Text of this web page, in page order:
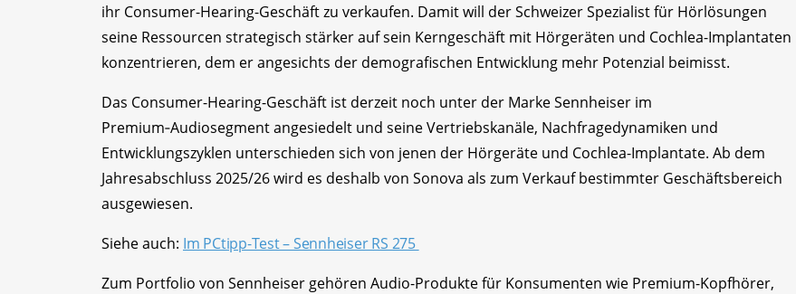
ihr Consumer-Hearing-Geschäft zu verkaufen. Damit will der Schweizer Spezialist für Hörlösungen
seine Ressourcen strategisch stärker auf sein Kerngeschäft mit Hörgeräten und Cochlea-Implantaten
konzentrieren, dem er angesichts der demografischen Entwicklung mehr Potenzial beimisst.
Das Consumer-Hearing-Geschäft ist derzeit noch unter der Marke Sennheiser im
Premium‑Audiosegment angesiedelt und seine Vertriebskanäle, Nachfragedynamiken und
Entwicklungszyklen unterschieden sich von jenen der Hörgeräte und Cochlea-Implantate. Ab dem
Jahresabschluss 2025/26 wird es deshalb von Sonova als zum Verkauf bestimmter Geschäftsbereich
ausgewiesen.
Siehe auch: Im PCtipp-Test – Sennheiser RS 275
Zum Portfolio von Sennheiser gehören Audio-Produkte für Konsumenten wie Premium-Kopfhörer,